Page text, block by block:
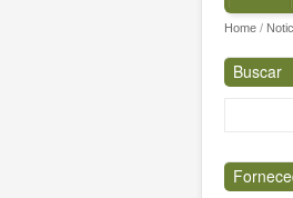
Home/
Buscar